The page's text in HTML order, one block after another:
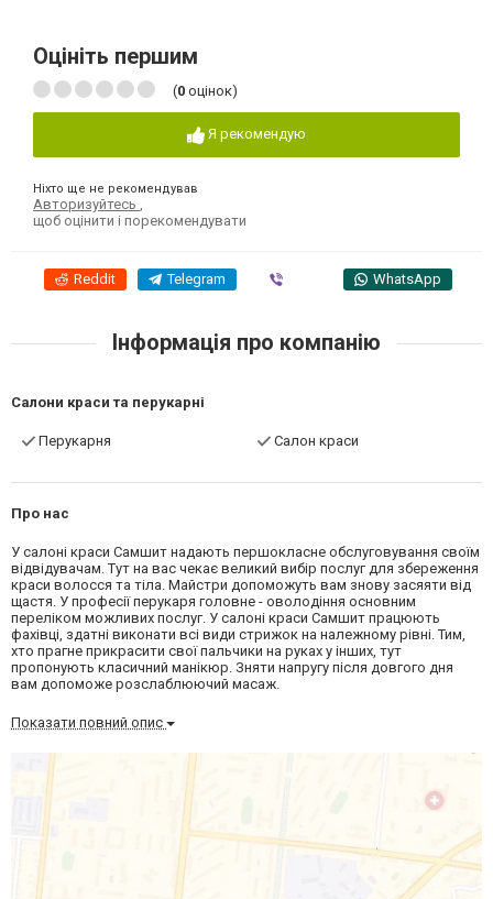
Оцініть першим
(0 оцінок)
Я рекомендую
Ніхто ще не рекомендував
Авторизуйтесь
щоб оцінити і порекомендувати
Reddit Telegram WhatsApp
Інформація про компанію
Салони краси та перукарні
Перукарня Салон краси
Про нас
У салоні краси Самшит надають першокласне обслуговування своїм
відвідувачам. Тут на вас чекає великий вибір послуг для збереження
краси волосся та тіла. Майстри допоможуть вам знову засяяти від
щастя. У професії перукаря головне - оволодіння основним
переліком можливих послуг. У салоні краси Самшит працюють
фахівці, здатні виконати всі види стрижок на належному рівні. Тим,
хто прагне прикрасити свої пальчики на руках у інших, тут
пропонують класичний манікюр. Зняти напругу після довгого дня
вам допоможе розслаблюючий масаж.
Показати повний опис